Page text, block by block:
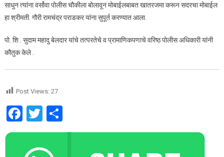
साधुन त्यांना वर्सोवा पोलीस चौकीला बोलावून मोबाईलबाबत खातरजमा करून सदरचा मोबाईल
हा श्रीमती. गौरी रामचंद्र पराडकर यांना सुपूर्त करण्यात आला.
पो. शि . सुदाम महादु बेलदार यांचे तत्परतेचे व प्रामाणिकपणाचे वरिष्ठ पोलीस अधिकारी यांनी
कौतुक केले .
Post Views: 27
Facebook
Twitter
Share